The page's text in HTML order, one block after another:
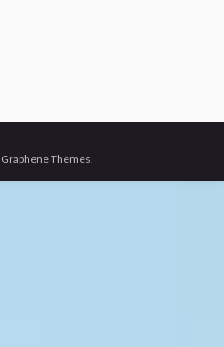
Graphene Themes